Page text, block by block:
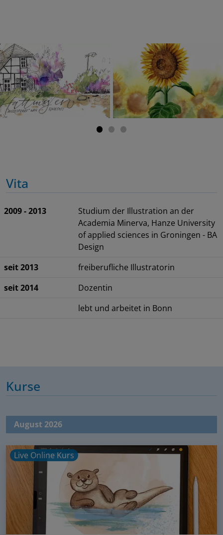
Vita
2009 - 2013
Studium der Illustration an der
Academia Minerva, Hanze University
of applied sciences in Groningen - BA
Design
seit 2013
freiberufliche Illustratorin
seit 2014
Dozentin
lebt und arbeitet in Bonn
Kurse
August 2026
Live Online Kurs